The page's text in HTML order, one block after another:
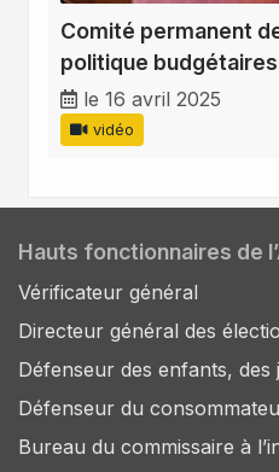
Comité permanent
politique
le 16 avril 2025
vidéo
Hauts fonctionnaires de
Vérificateur général
Directeur général des
Défenseur des enfants, des
Défenseur du
Bureau du commissaire à